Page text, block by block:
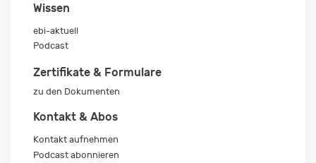
Wissen
ebi-aktuell
Podcast
Zertifikate & Formulare
zu den Dokumenten
Kontakt & Abos
Kontakt aufnehmen
Podcast abonnieren